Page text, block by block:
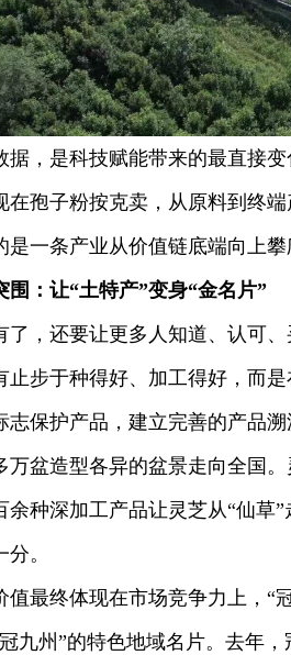
是科技赋能带来的最直接变
在孢子粉按克卖，从原料到终
是一条产业从价值链底端向上攀
围：让“土特产”变身“金名片”
还要让更多人知道、认可、
于种得好、加工得好，而是
志保护产品，建立完善的产品
万盆造型各异的盆景走向全国
余种深加工产品让灵芝从“仙草
。
终体现在市场竞争力上，“冠
九州”的特色地域名片。去年